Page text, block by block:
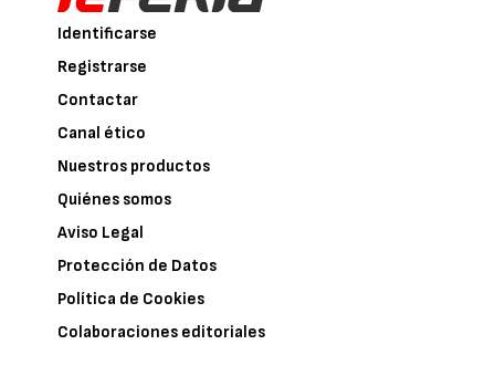
Identificarse
Registrarse
Contactar
Canal ético
Nuestros productos
Quiénes somos
Aviso Legal
Protección de Datos
Política de Cookies
Colaboraciones editoriales